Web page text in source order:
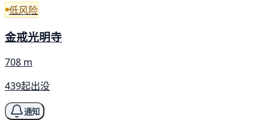
低风险
金戒光明寺
708 m
439起出没
通知